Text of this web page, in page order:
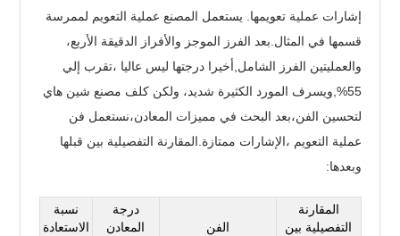
إشارات عملية تعويمها. يستعمل المصنع عملية التعويم لممرسة
قسمها في المثال.بعد الفرز الموجز والأفراز الدقيقة الأربع،
والعمليتين الفرز الشامل,أخيرا درجتها ليس عاليا ،تقرب إلي
55%,ويسرف المورد الكثيرة شديد، ولكن كلف مصنع شين هاي
لتحسين الفن،بعد البحث في مميزات المعادن،نستعمل فن
عملية التعويم ،الإشارات ممتازة.المقارنة التفصيلية بين قبلها
وبعدها:
المقارنة
التفصيلية بين
الفن
درجة
المعادن
نسبة
الاستعادة